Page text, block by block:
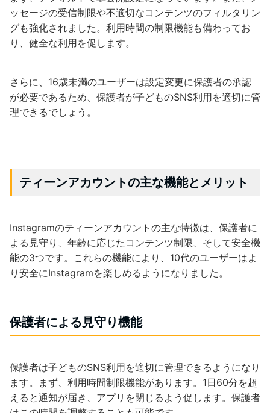
ッセージの受信制限や不適切なコンテンツのフィルタリン
グも強化されました。利用時間の制限機能も備わってお
り、健全な利用を促します。
さらに、16歳未満のユーザーは設定変更に保護者の承認
が必要であるため、保護者が子どものSNS利用を適切に管
理できるでしょう。
ティーンアカウントの主な機能とメリット
Instagramのティーンアカウントの主な特徴は、保護者に
よる見守り、年齢に応じたコンテンツ制限、そして安全機
能の3つです。これらの機能により、10代のユーザーはよ
り安全にInstagramを楽しめるようになりました。
保護者による見守り機能
保護者は子どものSNS利用を適切に管理できるようになり
ます。まず、利用時間制限機能があります。1日60分を超
えると通知が届き、アプリを閉じるよう促します。保護者